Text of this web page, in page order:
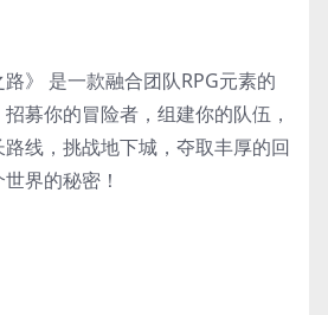
路》 是一款融合团队RPG元素的
募你的冒险者，组建你的队伍，
线，挑战地下城，夺取丰厚的回
界的秘密！